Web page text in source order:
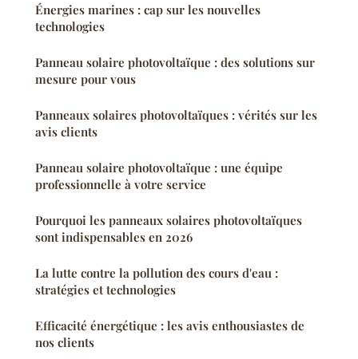
Énergies marines : cap sur les nouvelles
technologies
Panneau solaire photovoltaïque : des solutions sur
mesure pour vous
Panneaux solaires photovoltaïques : vérités sur les
avis clients
Panneau solaire photovoltaïque : une équipe
professionnelle à votre service
Pourquoi les panneaux solaires photovoltaïques
sont indispensables en 2026
La lutte contre la pollution des cours d'eau :
stratégies et technologies
Efficacité énergétique : les avis enthousiastes de
nos clients